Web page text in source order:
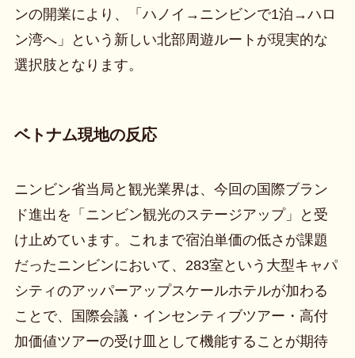
ンの開業により、「ハノイ→ニンビンで1泊→ハロ
ン湾へ」という新しい北部周遊ルートが現実的な
選択肢となります。
ベトナム現地の反応
ニンビン省当局と観光業界は、今回の国際ブラン
ド進出を「ニンビン観光のステージアップ」と受
け止めています。これまで宿泊単価の低さが課題
だったニンビンにおいて、283室という大型キャパ
シティのアッパーアップスケールホテルが加わる
ことで、国際会議・インセンティブツアー・高付
加価値ツアーの受け皿として機能することが期待